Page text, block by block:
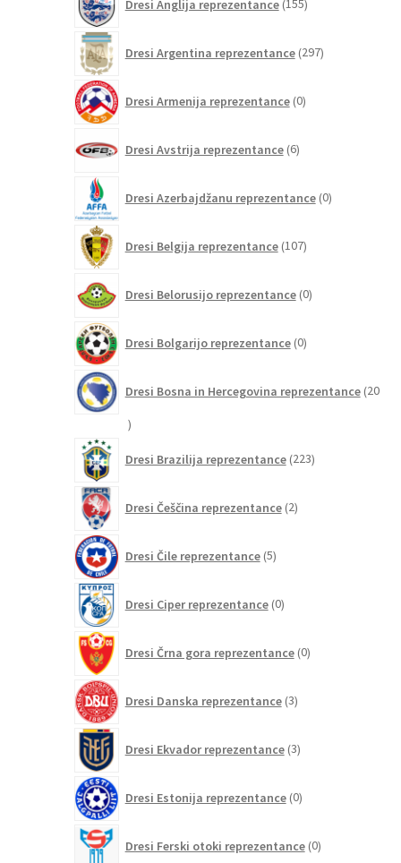
Dresi Anglija reprezentance 155izdelkov
Dresi Argentina reprezentance 297izdelkov
Dresi Armenija reprezentance 0izdelkov
Dresi Avstrija reprezentance 6izdelkov
Dresi Azerbajdžanu reprezentance 0izdelkov
Dresi Belgija reprezentance 107izdelkov
Dresi Belorusijo reprezentance 0izdelkov
Dresi Bolgarijo reprezentance 0izdelkov
Dresi Bosna in Hercegovina reprezentance 20
20
Dresi Brazilija reprezentance 223izdelkov
Dresi Češčina reprezentance 2izdelka
Dresi Čile reprezentance 5izdelkov
Dresi Ciper reprezentance 0izdelkov
Dresi Črna gora reprezentance 0izdelkov
Dresi Danska reprezentance 3izdelki
Dresi Ekvador reprezentance 3izdelki
Dresi Estonija reprezentance 0izdelkov
Dresi Ferski otoki reprezentance 0izdelkov